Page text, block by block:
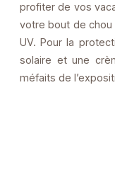
profiter de vos
votre bout de
UV. Pour la
solaire et une
méfaits de